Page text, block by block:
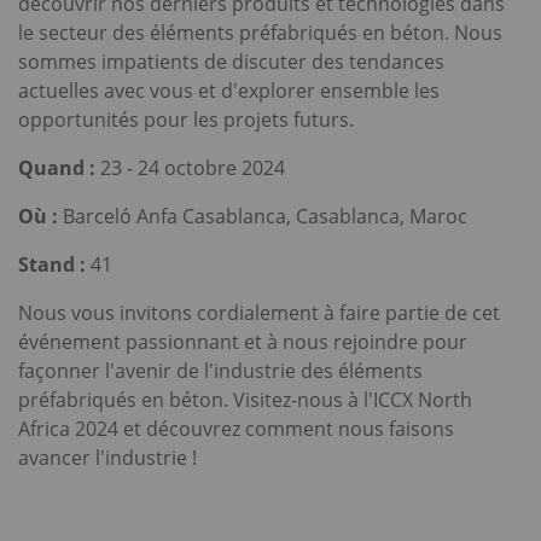
le secteur des éléments préfabriqués en béton. Nous
sommes impatients de discuter des tendances
actuelles avec vous et d'explorer ensemble les
opportunités pour les projets futurs.
Quand : 23 - 24 octobre 2024
Où : Barceló Anfa Casablanca, Casablanca, Maroc
Stand : 41
Nous vous invitons cordialement à faire partie de cet
événement passionnant et à nous rejoindre pour
façonner l'avenir de l'industrie des éléments
préfabriqués en béton. Visitez-nous à l'ICCX North
Africa 2024 et découvrez comment nous faisons
avancer l'industrie !